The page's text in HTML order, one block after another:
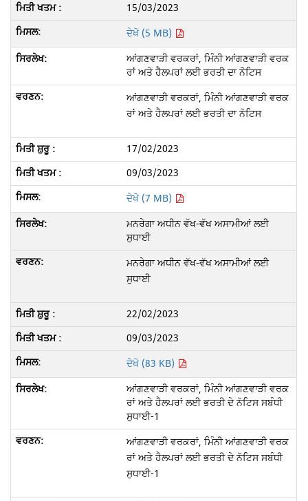
15/03/2023
ਦੇਖੋ (5 MB)
ਆਂਗਣਵਾੜੀ ਵਰਕਰਾਂ, ਮਿੰਨੀ ਆਂਗਣਵਾੜੀ ਵਰਕ
ਰਾਂ ਅਤੇ ਹੈਲਪਰਾਂ ਲਈ ਭਰਤੀ ਦਾ ਨੋਟਿਸ
ਆਂਗਣਵਾੜੀ ਵਰਕਰਾਂ, ਮਿੰਨੀ ਆਂਗਣਵਾੜੀ ਵਰਕ
ਰਾਂ ਅਤੇ ਹੈਲਪਰਾਂ ਲਈ ਭਰਤੀ ਦਾ ਨੋਟਿਸ
17/02/2023
09/03/2023
ਦੇਖੋ (7 MB)
ਮਨਰੇਗਾ ਅਧੀਨ ਵੱਖ-ਵੱਖ ਅਸਾਮੀਆਂ ਲਈ
ਸੁਧਾਈ
ਮਨਰੇਗਾ ਅਧੀਨ ਵੱਖ-ਵੱਖ ਅਸਾਮੀਆਂ ਲਈ
ਸੁਧਾਈ
22/02/2023
09/03/2023
ਦੇਖੋ (83 KB)
ਆਂਗਣਵਾੜੀ ਵਰਕਰਾਂ, ਮਿੰਨੀ ਆਂਗਣਵਾੜੀ ਵਰਕ
ਰਾਂ ਅਤੇ ਹੈਲਪਰਾਂ ਲਈ ਭਰਤੀ ਦੇ ਨੋਟਿਸ ਸਬੰਧੀ
ਸੁਧਾਈ-1
ਆਂਗਣਵਾੜੀ ਵਰਕਰਾਂ, ਮਿੰਨੀ ਆਂਗਣਵਾੜੀ ਵਰਕ
ਰਾਂ ਅਤੇ ਹੈਲਪਰਾਂ ਲਈ ਭਰਤੀ ਦੇ ਨੋਟਿਸ ਸਬੰਧੀ
ਸੁਧਾਈ-1